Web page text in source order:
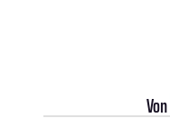
Von